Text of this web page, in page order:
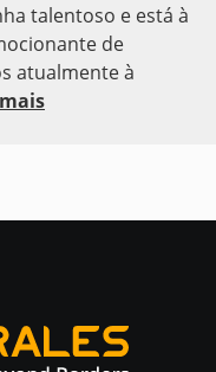
talentoso e está à
de
atualmente à